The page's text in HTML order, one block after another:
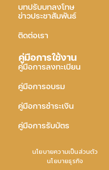
บทปรับบทลงโทษ
ข่าวประชาสัมพันธ์
ติดต่อเรา
คู่มือการใช้งาน
คู่มือการลงทะเบียน
คู่มือการอบรม
คู่มือการชำระเงิน
คู่มือการรับบัตร
นโยบายความเป็นส่วนตัว
นโยบายธุรกิจ